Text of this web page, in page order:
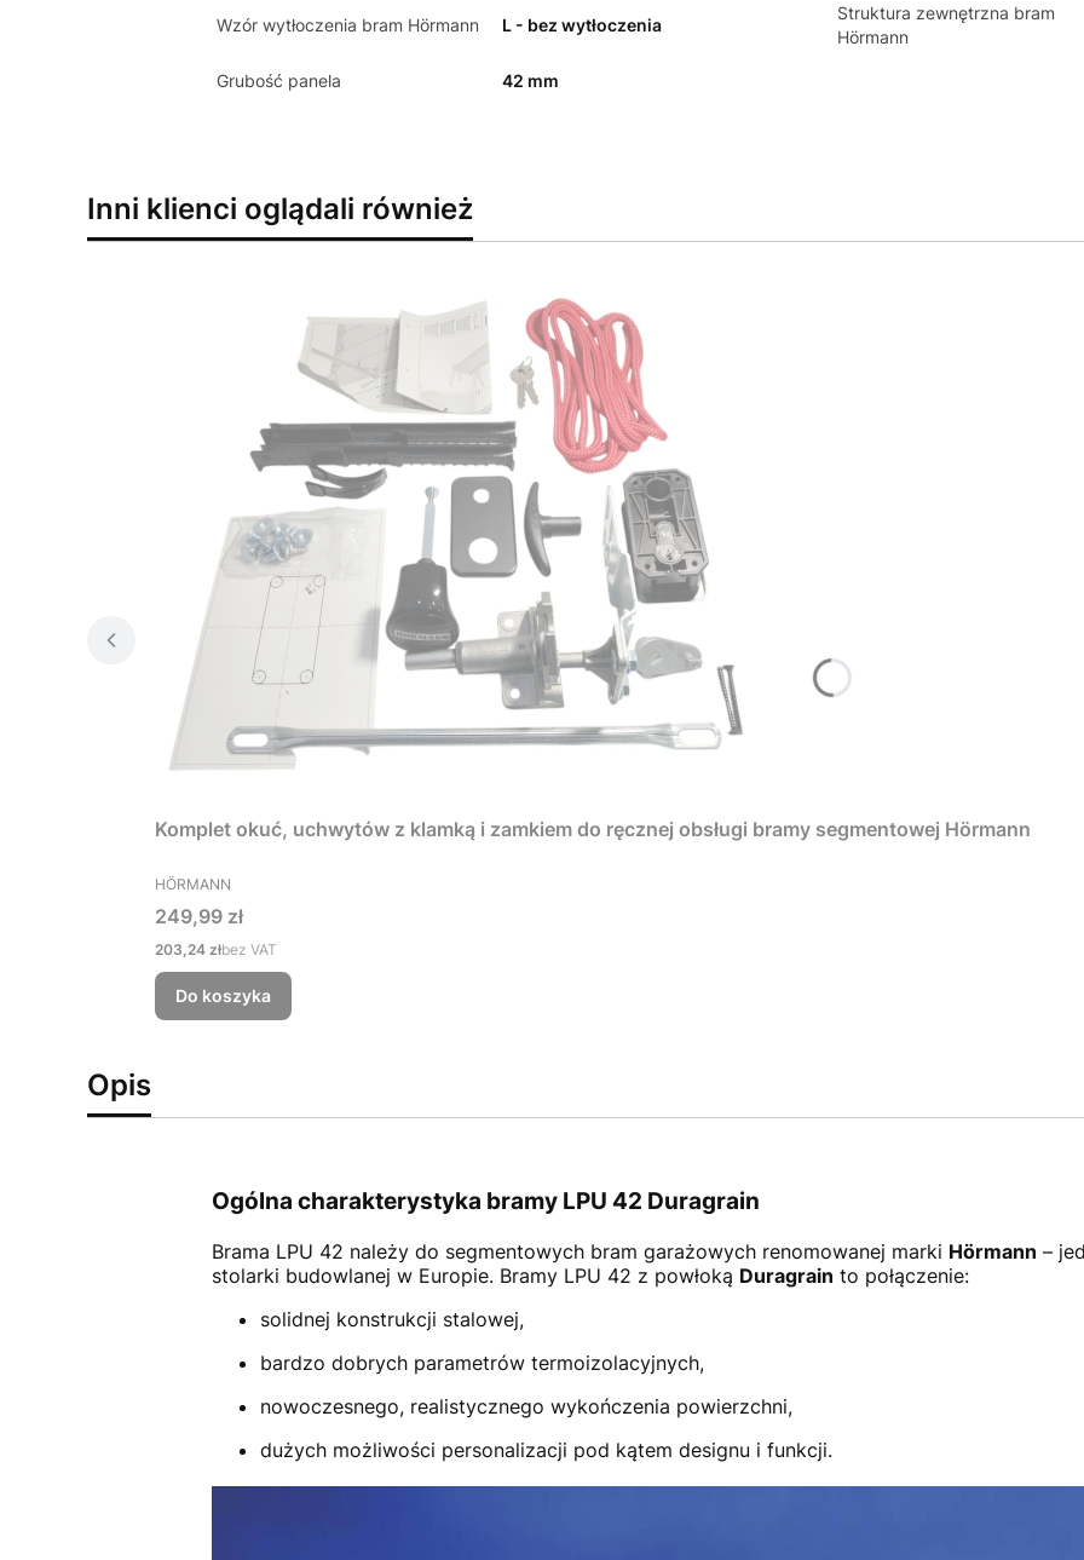
Wzór wytłoczenia bram Hörmann L - bez wytłoczenia
Struktura zewnętrzna bram
Hörmann
Grubość panela 42 mm
Inni klienci oglądali również
Komplet okuć, uchwytów z klamką i zamkiem do ręcznej obsługi bramy segmentowej Hörmann
PRODUCENT
HÖRMANN
Cena
249,99 zł
Cena
203,24 złbez VAT
Do koszyka
Opis
Ogólna charakterystyka bramy LPU 42 Duragrain
Brama LPU 42 należy do segmentowych bram garażowych renomowanej marki Hörmann –
stolarki budowlanej w Europie. Bramy LPU 42 z powłoką Duragrain to połączenie:
solidnej konstrukcji stalowej,
bardzo dobrych parametrów termoizolacyjnych,
nowoczesnego, realistycznego wykończenia powierzchni,
dużych możliwości personalizacji pod kątem designu i funkcji.